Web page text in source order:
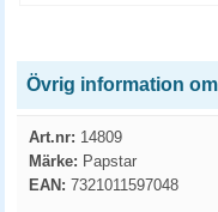
Övrig information
Art.nr: 14809
Märke: Papstar
EAN: 7321011597048